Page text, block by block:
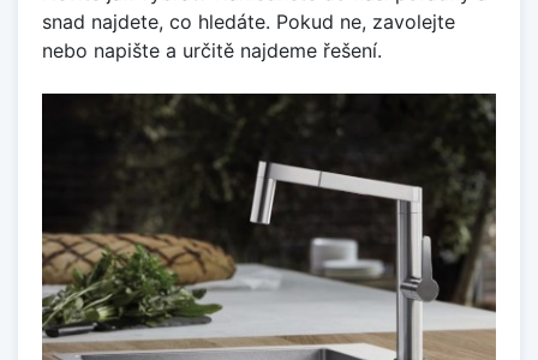
snad najdete, co hledáte. Pokud ne, zavolejte
nebo napište a určitě najdeme řešení.